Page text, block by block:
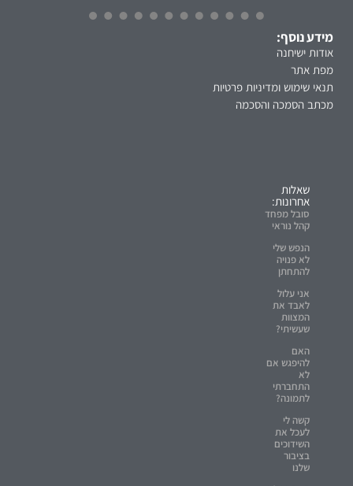
מידע נוסף:
אודות ישיחנה
מפת אתר
תנאי שימוש ומדיניות פרטיות
מכתב הסמכה והסכמה
שאלות
אחרונות:
סובל מפחד
קהל נוראי
הנפש שלי
לא פנויה
להתחתן
אני עלול
לאבד את
המצוות
שעשיתי?
האם
להיפגש אם
לא
התחברתי
לתמונה?
קשה לי
לעכל את
השידוכים
בציבור
שלנו